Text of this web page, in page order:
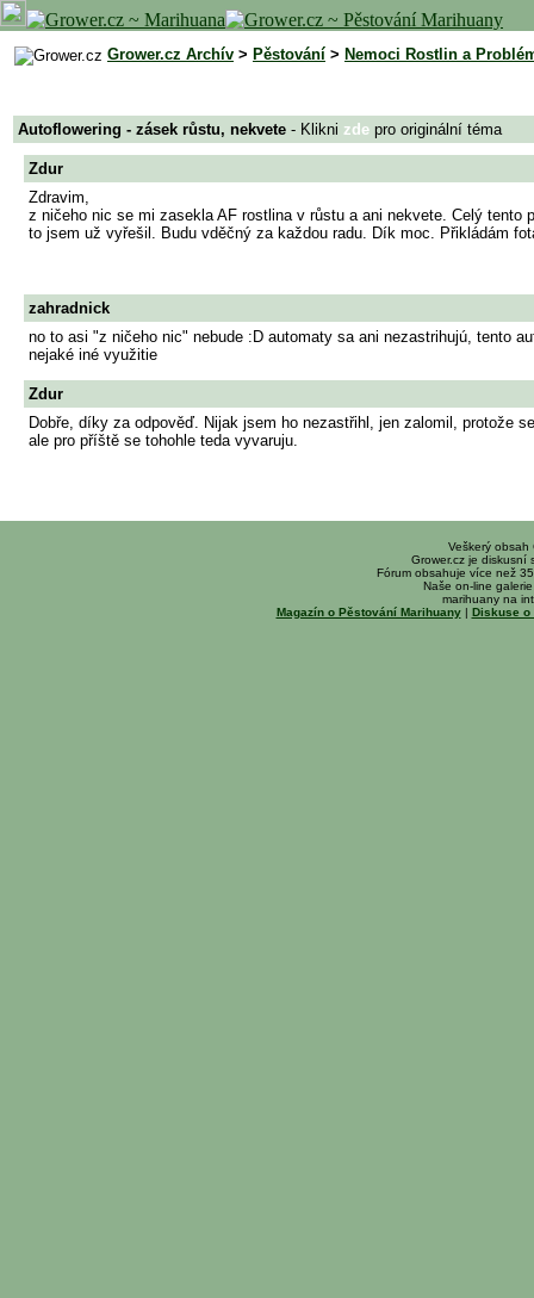
Grower.cz Archív > Pěstování > Nemoci Rostlin a
Autoflowering - zásek růstu, nekvete - Klikni zde pro originální téma
Zdur
Zdravim,
z ničeho nic se mi zasekla AF rostlina v růstu a ani nekvete. Celý
to jsem už vyřešil. Budu vděčný za každou radu. Dík moc. Přikládám
zahradnick
no to asi "z ničeho nic" nebude :D automaty sa ani nezastrihujú, tento
nejaké iné využitie
Zdur
Dobře, díky za odpověď. Nijak jsem ho nezastřihl, jen zalomil, protože
ale pro příště se tohohle teda vyvaruju.
Veškerý obsah
Grower.cz je diskusní
Fórum obsahuje více než
Naše on-line
marihuany na
Magazín o Pěstování Marihuany| Diskuse o